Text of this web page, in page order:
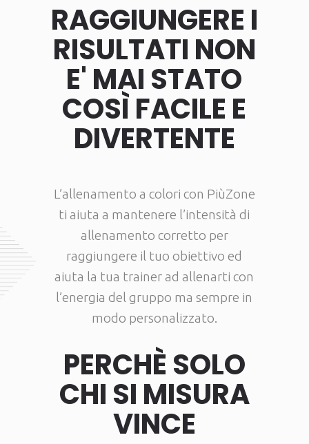
RAGGIUNGERE I
RISULTATI NON
E' MAI STATO
COSÌ FACILE E
DIVERTENTE
L’allenamento a colori con PiùZone
ti aiuta a mantenere l’intensità di
allenamento corretto per
raggiungere il tuo obiettivo ed
aiuta la tua trainer ad allenarti con
l’energia del gruppo ma sempre in
modo personalizzato.
PERCHÈ SOLO
CHI SI MISURA
VINCE